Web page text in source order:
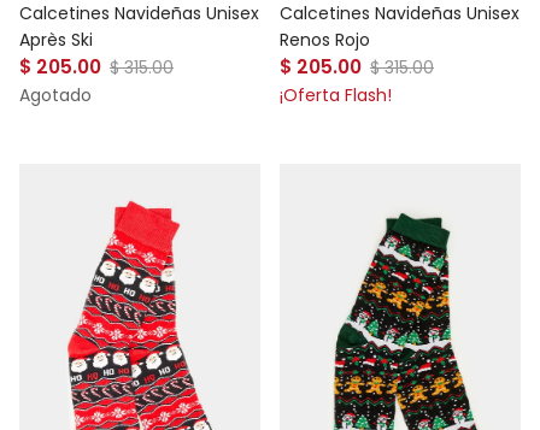
Calcetines Navideñas Unisex
Après Ski
Precio de venta
$ 205.00 Precio normal
$ 315.00
Agotado
Calcetines Navideñas Unisex
Renos Rojo
Precio de venta
$ 205.00 Precio normal
$ 315.00
¡Oferta Flash!